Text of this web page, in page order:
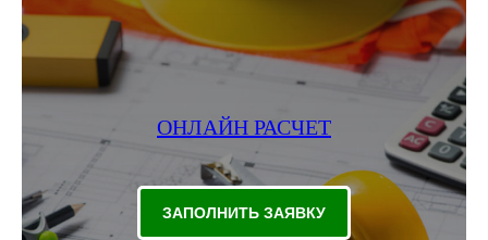
ОНЛАЙН РАСЧЕТ
ЗАПОЛНИТЬ ЗАЯВКУ